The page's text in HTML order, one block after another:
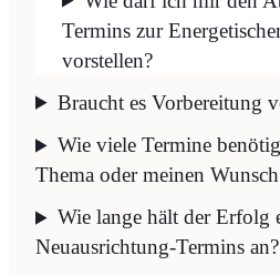
Termins zur
vorstellen?
Braucht es Vorbereitung
Wie viele Termine
Thema oder meinen
Wie lange hält der Erfolg
Neuausrichtung-Termins an?